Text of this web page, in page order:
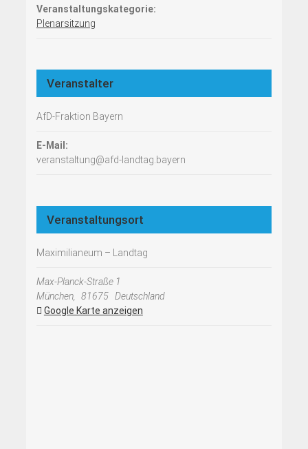
Veranstaltungskategorie:
Plenarsitzung
Veranstalter
AfD-Fraktion Bayern
E-Mail:
veranstaltung@afd-landtag.bayern
Veranstaltungsort
Maximilianeum – Landtag
Max-Planck-Straße 1
München, 81675 Deutschland
Google Karte anzeigen